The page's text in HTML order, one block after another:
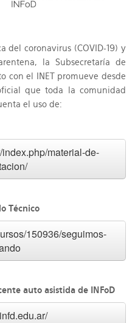
del coronavirus (COVID-19) y
la Subsecretaría de
con el INET promueve desde
que toda la comunidad
el uso de:
material-de-
Técnico
150936/seguimos-
auto asistida de INFoD